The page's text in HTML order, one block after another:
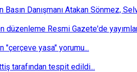
Basın Danışmanı Atakan Sönmez,
düzenleme Resmi Gazete'de
"çerçeve yasa" yorumu...
tarafından tespit edildi...